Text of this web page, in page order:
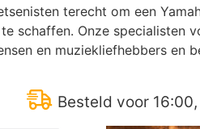
terecht om een
schaffen. Onze specialisten
en muziekliefhebbers
Besteld voor